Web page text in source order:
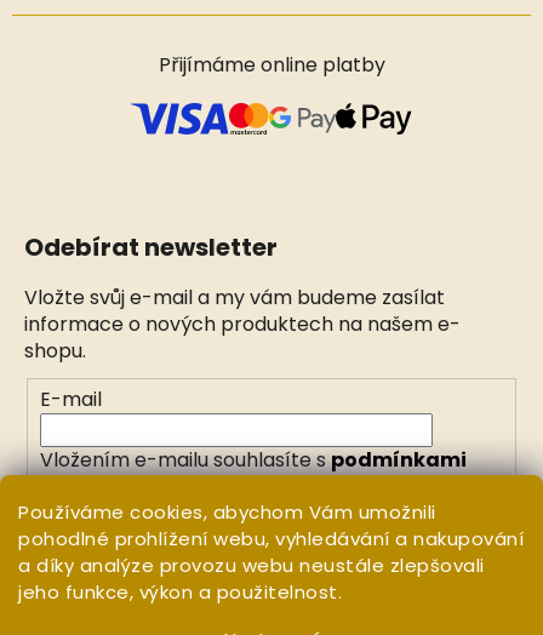
Používáme cookies, abychom Vám umožnili
pohodlné prohlížení webu, vyhledávání a nakupování
a díky analýze provozu webu neustále zlepšovali
jeho funkce, výkon a použitelnost.
Přijímáme online platby
Odebírat newsletter
Vložte svůj e-mail a my vám budeme zasílat
informace o nových produktech na našem e-
shopu.
E-mail
Vložením e-mailu souhlasíte spodmínkami
PŘIHLÁSIT SE